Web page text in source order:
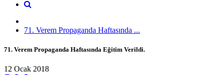
71. Verem Propaganda Haftasında ...
71. Verem Propaganda Haftasında Eğitim Verildi.
12 Ocak 2018